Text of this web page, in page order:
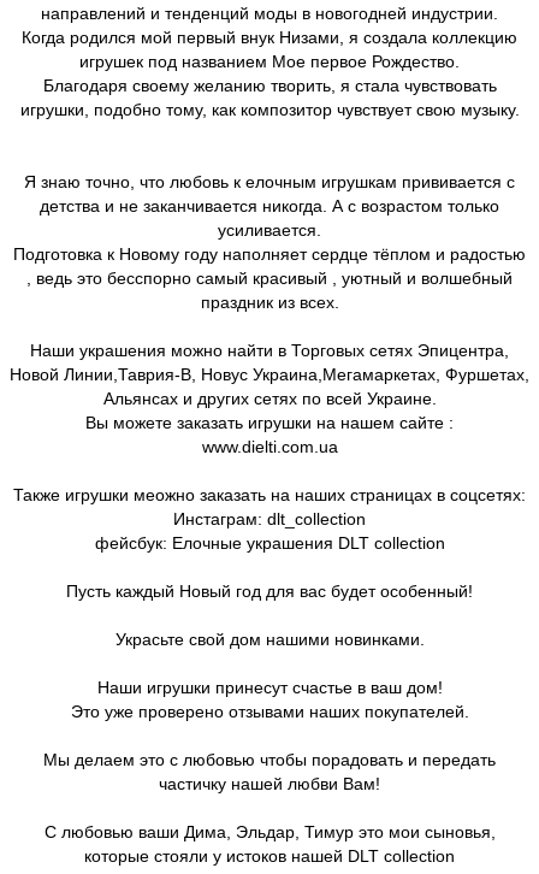
направлений и тенденций моды в новогодней индустрии.
Когда родился мой первый внук Низами, я создала коллекцию
игрушек под названием Мое первое Рождество.
Благодаря своему желанию творить, я стала чувствовать
игрушки, подобно тому, как композитор чувствует свою музыку.
Я знаю точно, что любовь к елочным игрушкам прививается с
детства и не заканчивается никогда. А с возрастом только
усиливается.
Подготовка к Новому году наполняет сердце тёплом и радостью
, ведь это бесспорно самый красивый , уютный и волшебный
праздник из всех.
Наши украшения можно найти в Торговых сетях Эпицентра,
Новой Линии,Таврия-В, Новус Украина,Мегамаркетах, Фуршетах,
Альянсах и других сетях по всей Украине.
Вы можете заказать игрушки на нашем сайте :
www.dielti.com.ua
Также игрушки меожно заказать на наших страницах в соцсетях:
Инстаграм: dlt_collection
фейсбук: Елочные украшения DLT collection
Пусть каждый Новый год для вас будет особенный!
Украсьте свой дом нашими новинками.
Наши игрушки принесут счастье в ваш дом!
Это уже проверено отзывами наших покупателей.
Мы делаем это с любовью чтобы порадовать и передать
частичку нашей любви Вам!
С любовью ваши Дима, Эльдар, Тимур это мои сыновья,
которые стояли у истоков нашей DLT collection